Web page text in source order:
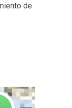
de